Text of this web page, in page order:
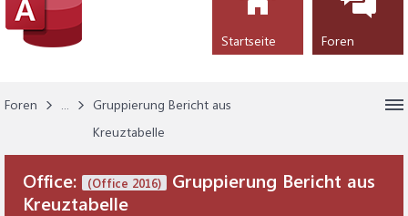
Foren ...
Gruppierung Bericht aus
Kreuztabelle
Office: (Office 2016)
Gruppierung Bericht aus
Kreuztabelle
Startseite Foren